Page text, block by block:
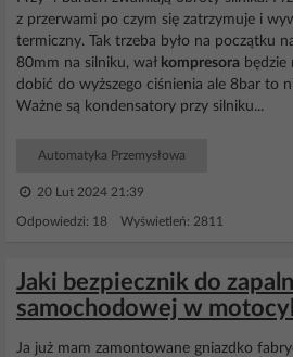
z przerwami po czym się zatrzymuje i
termiczny. Tak trzeba było na początku
80mm na silniku, wał kompresora będzie
dobić do wyższego ciśnienia ale 8bar to
Ważne są kondensatory przy silniku...
Automatyka Przemysłowa
20 Lut 2024 21:39
Odpowiedzi: 18 Wyświetleń: 2811
Jaki bezpiecznik do
samochodowej w
Ja już mam zamontowane gniazdko